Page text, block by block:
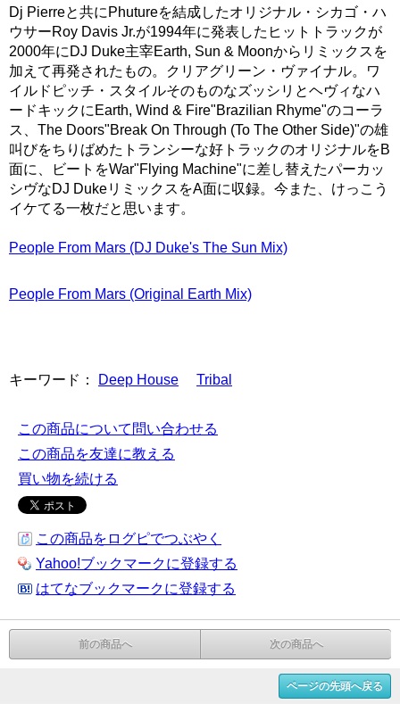
Dj Pierreと共にPhutureを結成したオリジナル・シカゴ・ハ
ウサーRoy Davis Jr.が1994年に発表したヒットトラックが
2000年にDJ Duke主宰Earth, Sun & Moonからリミックスを
加えて再発されたもの。クリアグリーン・ヴァイナル。ワ
イルドピッチ・スタイルそのものなズッシリとヘヴィなハ
ードキックにEarth, Wind & Fire"Brazilian Rhyme"のコーラ
ス、The Doors"Break On Through (To The Other Side)"の雄
叫びをちりばめたトランシーな好トラックのオリジナルをB
面に、ビートをWar"Flying Machine"に差し替えたパーカッ
シヴなDJ DukeリミックスをA面に収録。今また、けっこう
イケてる一枚だと思います。
People From Mars (DJ Duke's The Sun Mix)
People From Mars (Original Earth Mix)
キーワード： Deep House Tribal
この商品について問い合わせる
この商品を友達に教える
買い物を続ける
この商品をログピでつぶやく
Yahoo!ブックマークに登録する
はてなブックマークに登録する
前の商品へ 次の商品へ
ページの先頭へ戻る